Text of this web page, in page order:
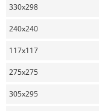
330x298
240x240
117x117
275x275
305x295